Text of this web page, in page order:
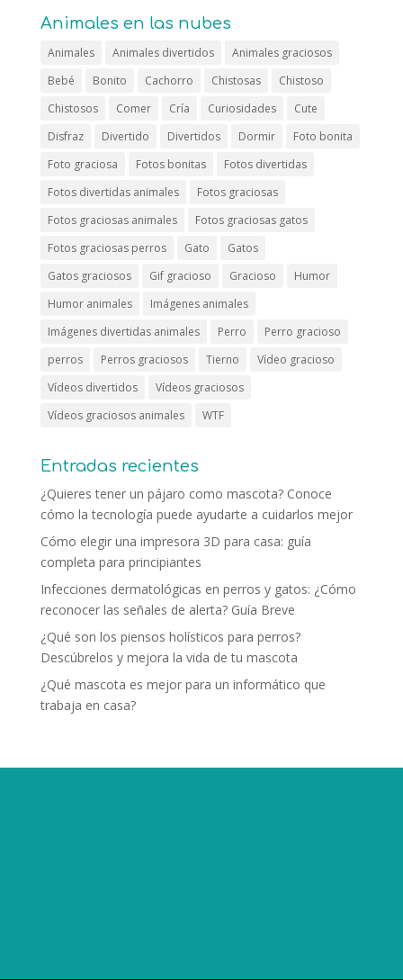
Animales en las nubes
Animales Animales divertidos
Animales graciosos
Bebé
Bonito Cachorro Chistosas
Chistoso
Chistosos
Comer Cría Curiosidades
Cute
Disfraz
Divertido Divertidos Dormir
Foto bonita
Foto graciosa
Fotos bonitas
Fotos divertidas
Fotos divertidas animales
Fotos graciosas
Fotos graciosas animales
Fotos graciosas gatos
Fotos graciosas perros
Gato
Gatos
Gatos graciosos
Gif gracioso Gracioso
Humor
Humor animales
Imágenes animales
Imágenes divertidas animales
Perro
Perro gracioso
perros
Perros graciosos Tierno
Vídeo gracioso
Vídeos divertidos
Vídeos graciosos
Vídeos graciosos animales
WTF
Entradas recientes
¿Quieres tener un pájaro como mascota? Conoce
cómo la tecnología puede ayudarte a cuidarlos mejor
Cómo elegir una impresora 3D para casa: guía
completa para principiantes
Infecciones dermatológicas en perros y gatos: ¿Cómo
reconocer las señales de alerta? Guía Breve
¿Qué son los piensos holísticos para perros?
Descúbrelos y mejora la vida de tu mascota
¿Qué mascota es mejor para un informático que
trabaja en casa?